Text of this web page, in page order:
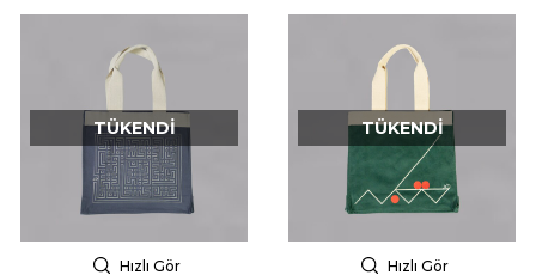
Hızlı Gör
TÜKENDI
Hızlı Gör
TÜKENDI